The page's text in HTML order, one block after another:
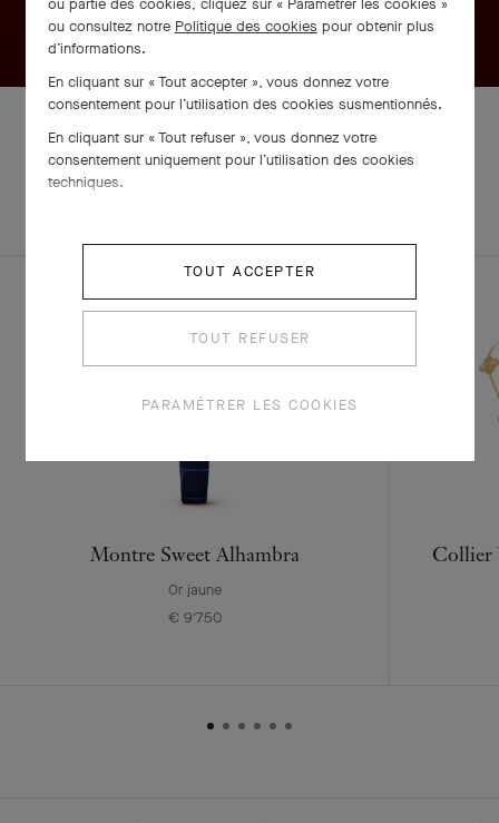
Montre Sweet Alhambra
Or jaune
€ 9'750
Collier
ou partie des cookies, cliquez sur « Paramétrer les cookies »
ou consultez notre Politique des cookies pour obtenir plus
d’informations.
En cliquant sur « Tout accepter », vous donnez votre
consentement pour l’utilisation des cookies susmentionnés.
En cliquant sur « Tout refuser », vous donnez votre
consentement uniquement pour l’utilisation des cookies
techniques.
TOUT ACCEPTER
TOUT REFUSER
PARAMÉTRER LES COOKIES